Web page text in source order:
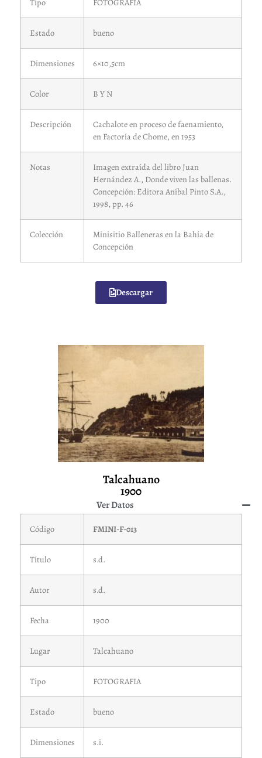
Estado bueno
Dimensiones 6×10,5cm
Color B Y N
Descripción
Cachalote en proceso de faenamiento,
en Factoría de Chome, en 1953
Notas
Imagen extraída del libro Juan
Hernández A., Donde viven las ballenas.
Concepción: Editora Aníbal Pinto S.A.,
1998, pp. 46
Colección
Minisitio Balleneras en la Bahía de
Concepción
Descargar
Talcahuano
1900
Ver Datos
Código FMINI-F-013
Título s.d.
Autor s.d.
Fecha 1900
Lugar Talcahuano
Tipo FOTOGRAFIA
Estado bueno
Dimensiones s.i.